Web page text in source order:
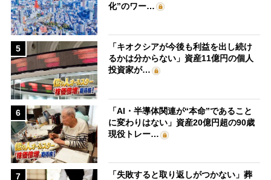
化”のワー…
5
「キオクシアが今後も利益を出し続け
るかは分からない」資産11億円の個人
投資家が…
6
「AI・半導体関連が“本命”であること
に変わりはない」資産20億円超の90歳
現役トレー…
7
「失敗すると取り返しがつかない」葬